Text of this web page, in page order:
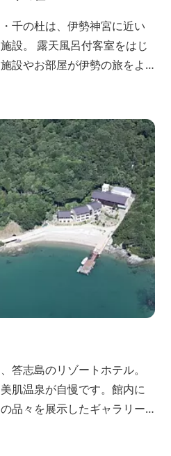
千の杜は、伊勢神宮に近い
設。 露天風呂付客室をはじ
設やお部屋が伊勢の旅をよ
くれます。 また、広大な敷
ライダーを有する流水プー
童遊園など、様々なアウト
杜の自然を感じながら、充
答志島のリゾートホテル。
肌温泉が自慢です。館内に
品々を展示したギャラリー